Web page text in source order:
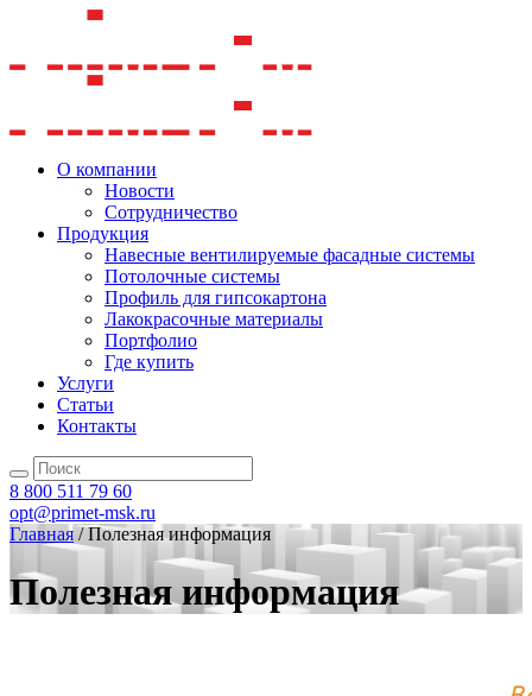
О компании
Новости
Сотрудничество
Продукция
Навесные вентилируемые фасадные системы
Потолочные системы
Профиль для гипсокартона
Лакокрасочные материалы
Портфолио
Где купить
Услуги
Статьи
Контакты
8 800 511 79 60
opt@primet-msk.ru
Главная /Полезная информация
Полезная информация